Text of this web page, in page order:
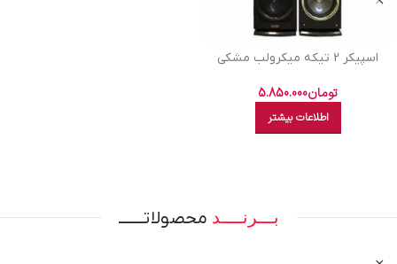
اسپيکر 2 تيکه ميکرولب مشکي
تومان5.850.000
اطلاعات بیشتر
بـــرنــــد محصولاتـــــــ